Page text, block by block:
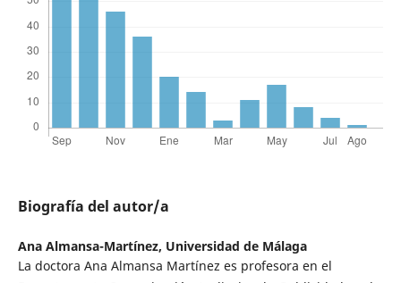
Biografía del autor/a
Ana Almansa-Martínez, Universidad de Málaga
La doctora Ana Almansa Martínez es profesora en el